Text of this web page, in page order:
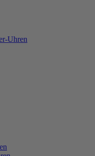
Uhren